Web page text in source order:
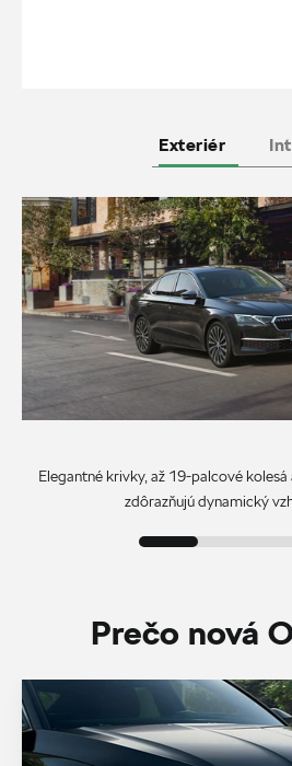
Exteriér
Elegantné krivky, až 19-palcové
zdôrazňujú dynamický
Prečo nová